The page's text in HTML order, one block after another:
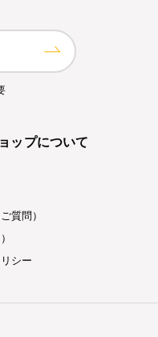
ップについて
質問）
シー